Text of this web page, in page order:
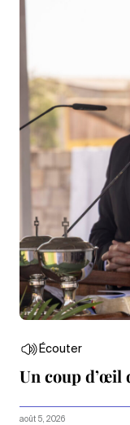
Écouter
Un coup d’œil
août 5, 2026